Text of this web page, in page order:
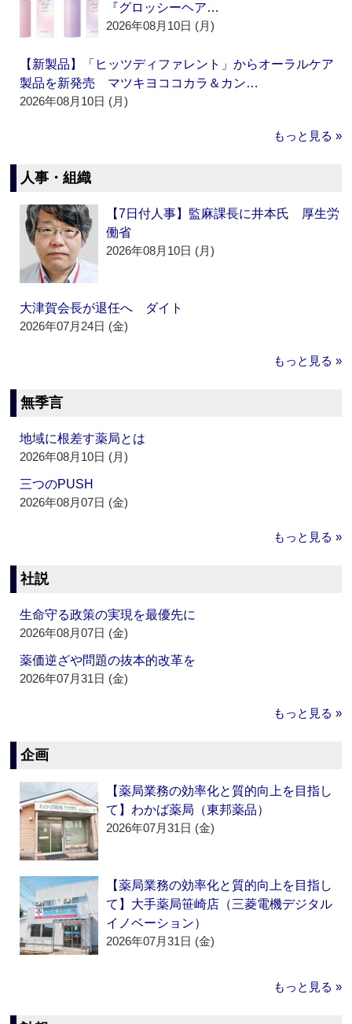
『グロッシーヘア…
2026年08月10日 (月)
【新製品】「ヒッツディファレント」からオーラルケア
製品を新発売 マツキヨココカラ＆カン…
2026年08月10日 (月)
もっと見る »
人事・組織
【7日付人事】監麻課長に井本氏 厚生労
働省
2026年08月10日 (月)
大津賀会長が退任へ ダイト
2026年07月24日 (金)
もっと見る »
無季言
地域に根差す薬局とは
2026年08月10日 (月)
三つのPUSH
2026年08月07日 (金)
もっと見る »
社説
生命守る政策の実現を最優先に
2026年08月07日 (金)
薬価逆ざや問題の抜本的改革を
2026年07月31日 (金)
もっと見る »
企画
【薬局業務の効率化と質的向上を目指し
て】わかば薬局（東邦薬品）
2026年07月31日 (金)
【薬局業務の効率化と質的向上を目指し
て】大手薬局笹崎店（三菱電機デジタル
イノベーション）
2026年07月31日 (金)
もっと見る »